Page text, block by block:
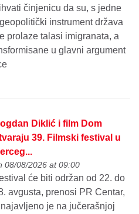
činjenicu da su, s jedne
instrument država
prolaze talasi imigranata, a
u glavni argument
Diklić i film Dom
39. Filmski festival u
08/08/2026 at 09:00
će biti održan od 22. do
avgusta, prenosi PR Centar,
je na jučerašnjoj